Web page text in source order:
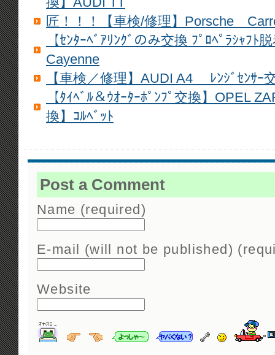
匠！！！【車検/修理】Porsche
【ｾﾝﾀｰﾍﾞｱﾘﾝｸﾞのみ交換 ﾌﾟﾛﾍﾟﾗｼｬﾌ
Cayenne
【車検／修理】AUDI A4 ﾚﾝｼﾞｾﾝｻｰ
【ﾀｲﾍﾞﾙ＆ｳｵｰﾀｰﾎﾟﾝﾌﾟ交換】OPEL
換】ｺﾙﾍﾞｯﾄ
Post a Comment
Name (required)
E-mail (will not be published)
Website